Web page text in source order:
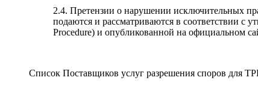
2.4. Претензии о нарушении исключительных
подаются и рассматриваются в соответствии с
Procedure) и опубликованной на официальном
Список Поставщиков услуг разрешения споров для